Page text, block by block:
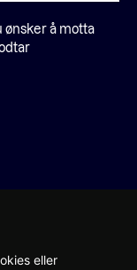
å motta
eller